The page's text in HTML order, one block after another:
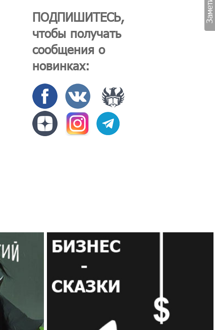
ПОДПИШИТЕСЬ,
чтобы получать
сообщения о
новинках: